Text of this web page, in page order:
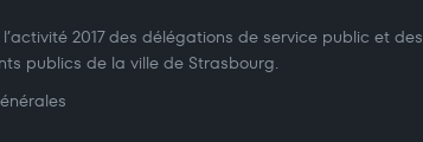
2017 des délégations de service public et des
publics de la ville de Strasbourg.